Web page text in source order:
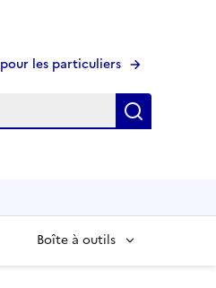
les particuliers
Boîte à outils